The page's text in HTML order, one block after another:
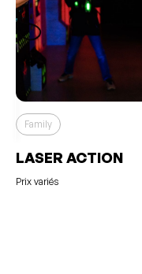
Family
LASER ACTION
Prix variés